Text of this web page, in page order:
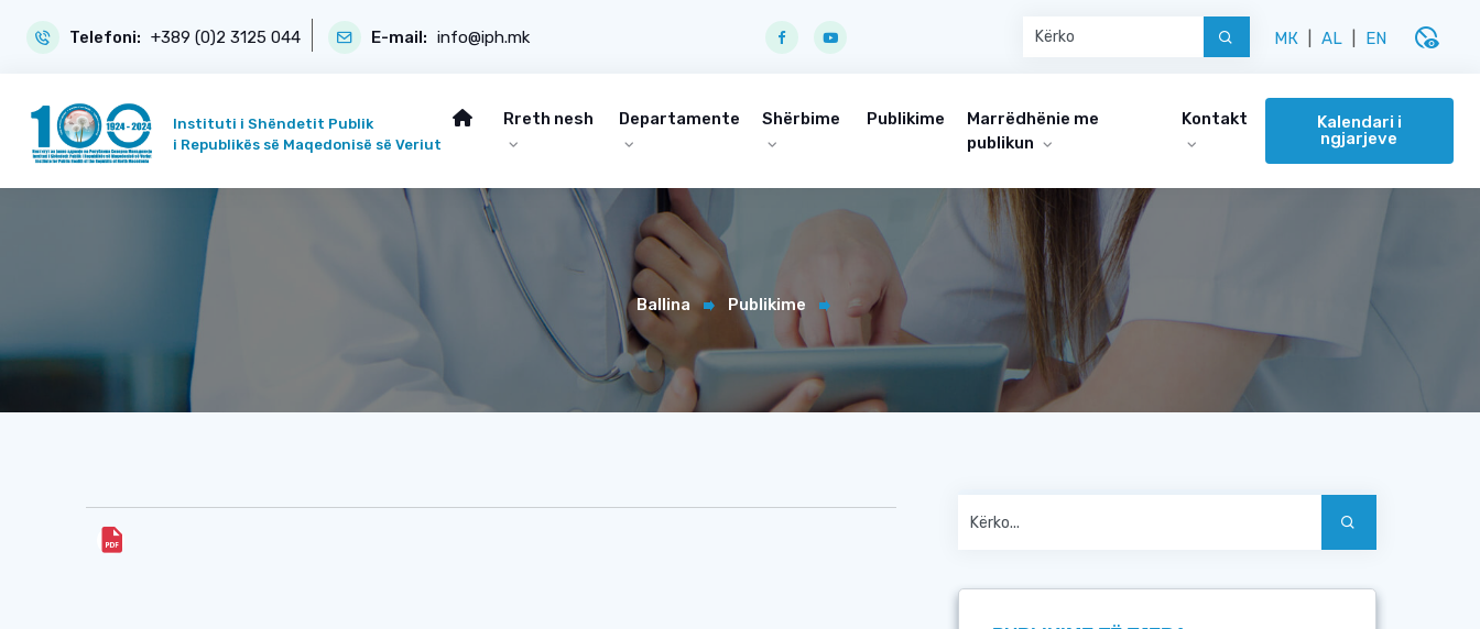
Telefoni: +389 (0)2 3125 044 E-mail: info@iph.mk МК AL EN disabled_visible
Instituti i Shëndetit Publik
i Republikës së Maqedonisë së Veriut
Rreth nesh Departamente Shërbime Publikime
Marrëdhënie me
publikun
Kontakt
Kalendari i
ngjarjeve
Ballina Publikime